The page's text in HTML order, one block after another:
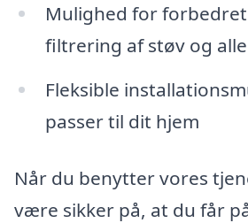
Mulighed for
filtrering af støv og
Fleksible
passer til dit hjem
Når du benytter vores
være sikker på, at du får